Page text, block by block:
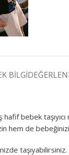
BILGI
bebek
hem de